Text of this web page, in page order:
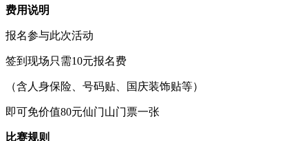
费用说明
报名参与此次活动
签到现场只需10元报名费
（含人身保险、号码贴、国庆装饰贴等）
即可免价值80元仙门山门票一张
比赛规则